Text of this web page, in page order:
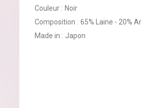
Couleur : Noir
Composition : 65% Laine - 20%
Made in : Japon